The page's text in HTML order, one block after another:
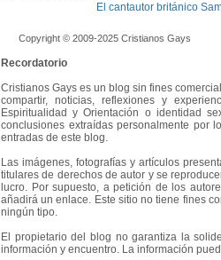
El cantautor británico
Copyright © 2009-2025 Cristianos Gays
Recordatorio
Cristianos Gays es un blog sin fines
compartir, noticias, reflexiones y
Espiritualidad y Orientación o identidad
conclusiones extraídas personalmente por
entradas de este blog.
Las imágenes, fotografías y artículos
titulares de derechos de autor y se
lucro. Por supuesto, a petición de los
añadirá un enlace. Este sitio no tiene fines
ningún tipo.
El propietario del blog no garantiza la
información y encuentro. La información